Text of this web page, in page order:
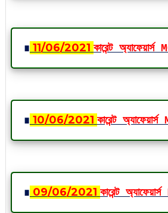
∎ 11/06/2021 কারেন্ট
∎ 10/06/2021 কারেন্ট
∎ 09/06/2021 কারেন্ট